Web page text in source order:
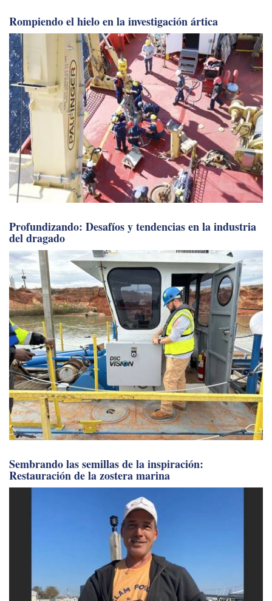
Rompiendo el hielo en la investigación ártica
Profundizando: Desafíos y tendencias en la industria
del dragado
Sembrando las semillas de la inspiración:
Restauración de la zostera marina